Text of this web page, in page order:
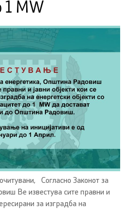
1 MW
Согласно Законот за
Ве известува сите правни и
за изградба на